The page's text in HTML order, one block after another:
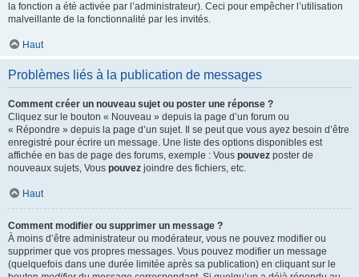
la fonction a été activée par l’administrateur). Ceci pour empêcher l’utilisation
malveillante de la fonctionnalité par les invités.
Haut
Problèmes liés à la publication de messages
Comment créer un nouveau sujet ou poster une réponse ?
Cliquez sur le bouton « Nouveau » depuis la page d’un forum ou
« Répondre » depuis la page d’un sujet. Il se peut que vous ayez besoin d’être
enregistré pour écrire un message. Une liste des options disponibles est
affichée en bas de page des forums, exemple : Vous pouvez poster de
nouveaux sujets, Vous pouvez joindre des fichiers, etc.
Haut
Comment modifier ou supprimer un message ?
À moins d’être administrateur ou modérateur, vous ne pouvez modifier ou
supprimer que vos propres messages. Vous pouvez modifier un message
(quelquefois dans une durée limitée après sa publication) en cliquant sur le